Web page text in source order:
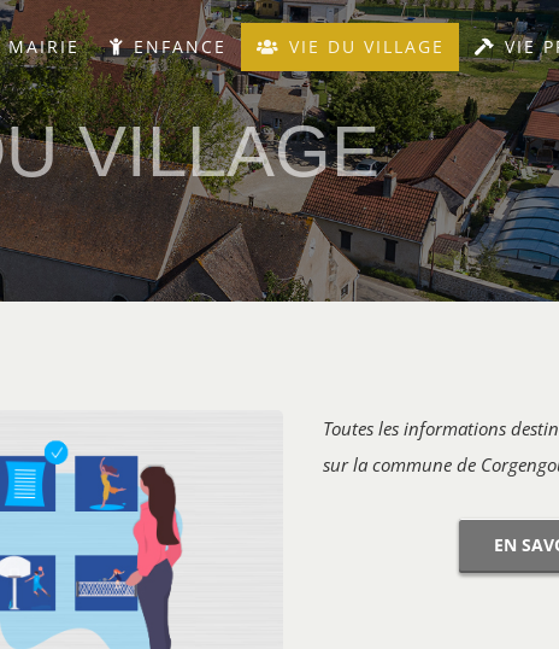
MAIRIE ENFANCE VIE DU VILLAGE VIE
VILLAGE
Toutes les informations
sur la commune de
EN